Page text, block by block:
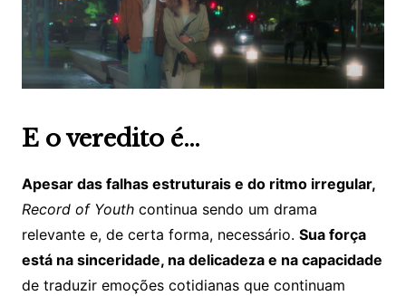
E o veredito é…
Apesar das falhas estruturais e do ritmo irregular,
Record of Youthcontinua sendo um drama
relevante e, de certa forma, necessário. Sua força
está na sinceridade, na delicadeza e na capacidade
de traduzir emoções cotidianas que continuam